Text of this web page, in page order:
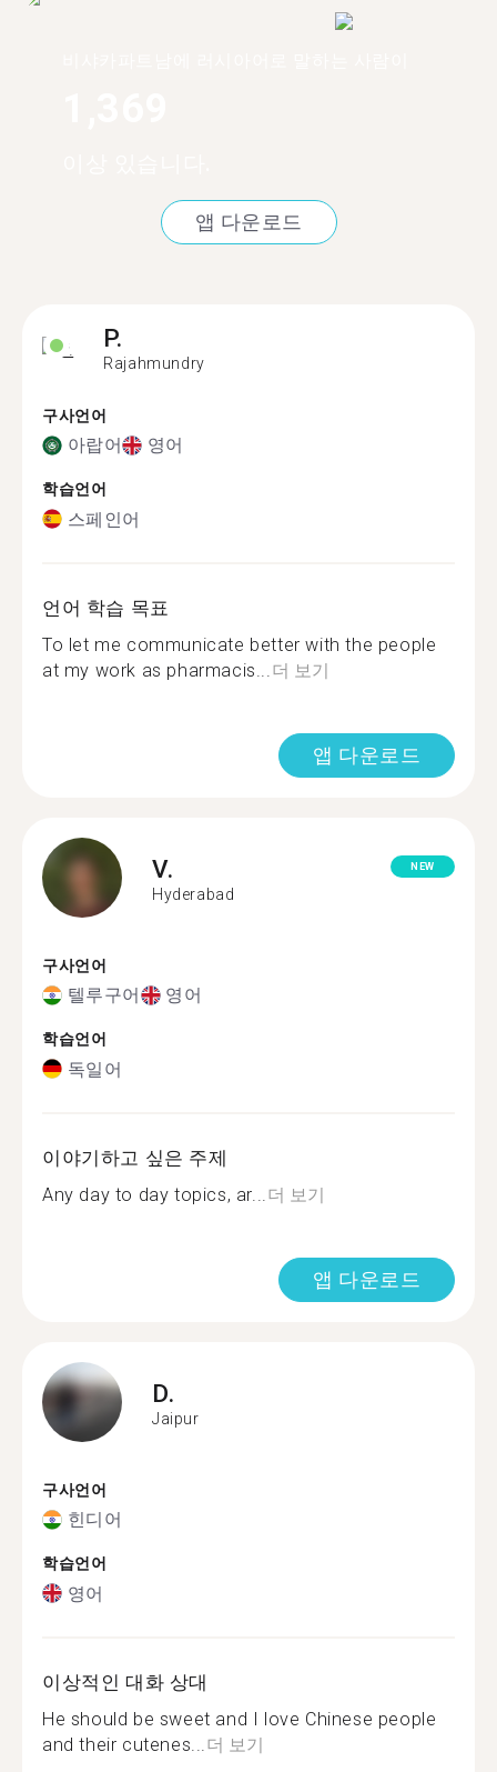
앱 다운로드
P.
Rajahmundry
구사언어
아랍어 영어
학습언어
스페인어
언어 학습 목표
To let me communicate better with the people
at my work as pharmacis... 더 보기
앱 다운로드
V.
Hyderabad
NEW
구사언어
텔루구어 영어
학습언어
독일어
이야기하고 싶은 주제
Any day to day topics, ar... 더 보기
앱 다운로드
D.
Jaipur
구사언어
힌디어
학습언어
영어
이상적인 대화 상대
He should be sweet and I love Chinese people
and their cutenes... 더 보기